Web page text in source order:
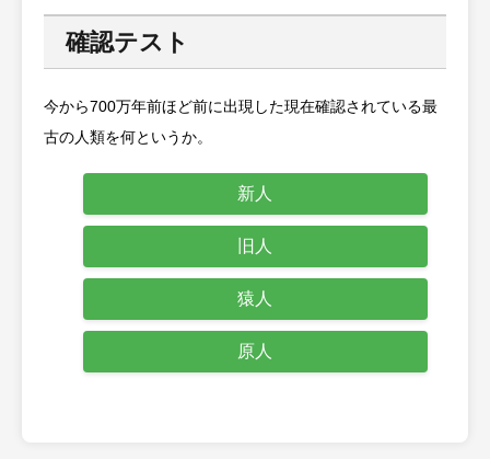
確認テスト
今から700万年前ほど前に出現した現在確認されている最
古の人類を何というか。
新人
旧人
猿人
原人